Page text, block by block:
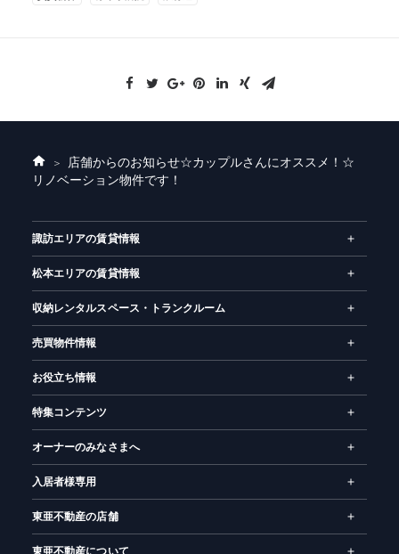
ホ
ー
店舗からのお知らせ☆カップルさんにオススメ！☆
リノベーション物件です！
諏訪エリアの賃貸情報
松本エリアの賃貸情報
収納レンタルスペース・トランクルーム
売買物件情報
お役立ち情報
特集コンテンツ
オーナーのみなさまへ
入居者様専用
東亜不動産の店舗
東亜不動産について